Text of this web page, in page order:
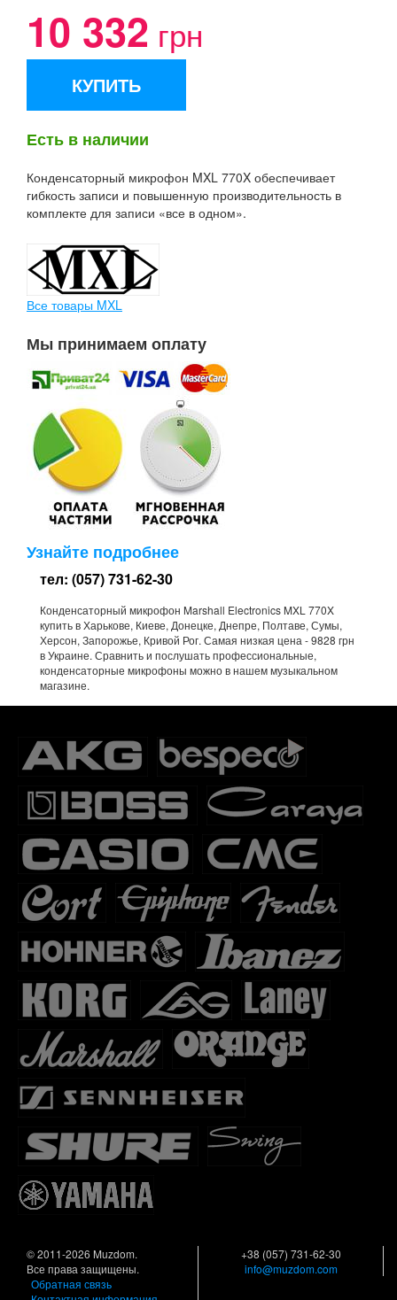
10 332 грн
КУПИТЬ
Есть в наличии
Конденсаторный микрофон MXL 770X обеспечивает
гибкость записи и повышенную производительность в
комплекте для записи «все в одном».
Все товары MXL
Мы принимаем оплату
Узнайте подробнее
тел: (057) 731-62-30
Конденсаторный микрофон Marshall Electronics MXL 770X
купить в Харькове, Киеве, Донецке, Днепре, Полтаве, Сумы,
Херсон, Запорожье, Кривой Рог. Самая низкая цена - 9828 грн
в Украине. Сравнить и послушать профессиональные,
конденсаторные микрофоны можно в нашем музыкальном
магазине.
© 2011-2026 Muzdom.
Все права защищены.
Обратная связь
+38 (057) 731-62-30
info@muzdom.com